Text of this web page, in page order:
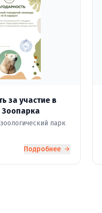
за участие в
парк
Подробнее